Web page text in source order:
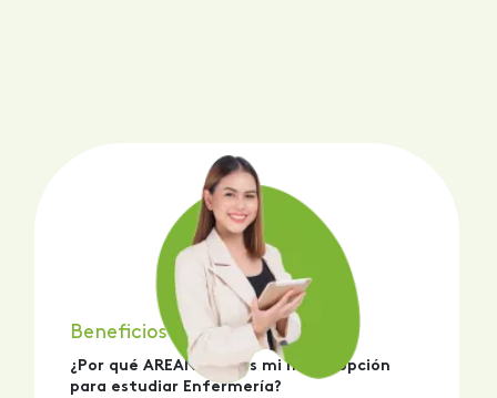
Beneficios del Programa
¿Por qué AREANDINA es mi mejor opción
para estudiar Enfermería?